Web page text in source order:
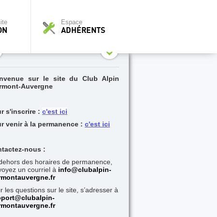
Espace
ADHÉRENTS
sur le site du Club Alpin
Auvergne
s'inscrire : c'est ici
venir à la permanence : c'est ici
nous :
des horaires de permanence,
un courriel à info@clubalpin-
les questions sur le site, s’adresser à